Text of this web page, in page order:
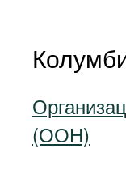
(ООН)